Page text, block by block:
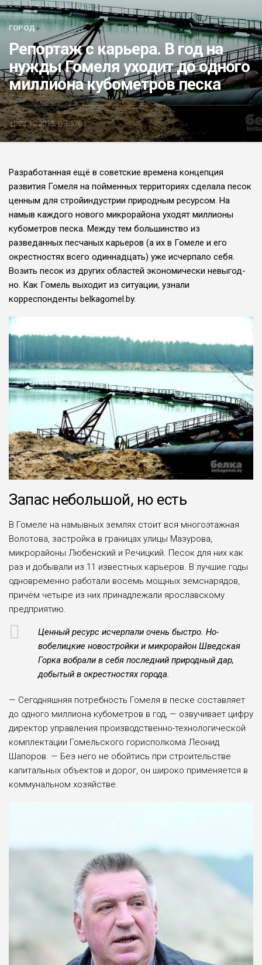
БЛИЦ-ОПРОС
АФИША
ГОРОД
Репортаж с карьера. В год на
нужды Гомеля уходит до одного
миллиона кубометров песка
23.12.2015 8576
Разработанная ещё в советские времена кон­цепция
развития Гомеля на пойменных террито­риях сделала песок
цен­ным для стройиндустрии природным ресурсом. На
намыв каждого нового микрорайона уходят мил­лионы
кубометров песка. Между тем большинство из
разведанных песчаных карьеров (а их в Гомеле и его
окрестностях все­го одиннадцать) уже ис­черпало себя.
Возить пе­сок из других областей экономически невыгод­
но. Как Гомель выходит из ситуации, узнали
корреспонденты belkagomel.by.
Запас небольшой, но есть
В Гомеле на намыв­ных землях стоит вся многоэтажная
Волото­ва, застройка в грани­цах улицы Мазурова,
микрорайоны Любен­ский и Речицкий. Песок для них как
раз и добы­вали из 11 известных ка­рьеров. В лучшие годы
одновременно работали восемь мощных земсна­рядов,
причём четыре из них принадлежали ярос­лавскому
предприятию.
Ценный ресурс исчер­пали очень быстро. Но­
вобелицкие новостройки и микрорайон Шведская
Горка вобрали в себя по­следний природный дар,
добытый в окрестностях города.
— Сегодняшняя по­требность Гомеля в пе­ске составляет
до одного миллиона кубометров в год, — озвучивает цифру
директор управления производственно-технологической
комплектации Гомельского гориспол­кома Леонид
Шапоров. — Без него не обойтись при строительстве
капи­тальных объектов и до­рог, он широко применя­ется в
коммунальном хозяйстве.